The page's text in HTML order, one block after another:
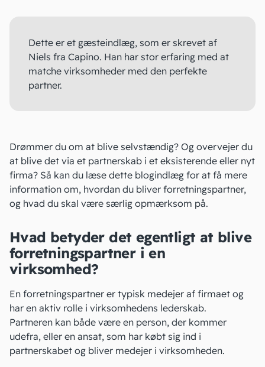
Dette er et gæsteindlæg, som er skrevet af
Niels fra Capino. Han har stor erfaring med at
matche virksomheder med den perfekte
partner.
Drømmer du om at blive selvstændig? Og overvejer du
at blive det via et partnerskab i et eksisterende eller nyt
firma? Så kan du læse dette blogindlæg for at få mere
information om, hvordan du bliver forretningspartner,
og hvad du skal være særlig opmærksom på.
Hvad betyder det egentligt at blive
forretningspartner i en
virksomhed?
En forretningspartner er typisk medejer af firmaet og
har en aktiv rolle i virksomhedens lederskab.
Partneren kan både være en person, der kommer
udefra, eller en ansat, som har købt sig ind i
partnerskabet og bliver medejer i virksomheden.